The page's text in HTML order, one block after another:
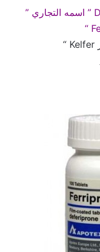
ثانيـاً : دواء ” ديفريبرون Deferiprone ” اسمه التجاري ”